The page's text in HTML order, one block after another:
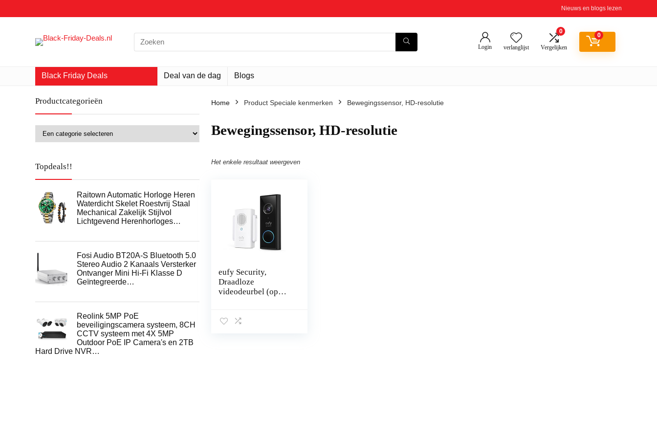
Nieuws en blogs lezen
Search
for:
Login verlanglijst
0
Vergelijken
0
Black Friday Deals Deal van de dag Blogs
Productcategorieën
Topdeals!!
Raitown Automatic Horloge Heren
Waterdicht Skelet Roestvrij Staal
Mechanical Zakelijk Stijlvol
Lichtgevend Herenhorloges…
Fosi Audio BT20A-S Bluetooth 5.0
Stereo Audio 2 Kanaals Versterker
Ontvanger Mini Hi-Fi Klasse D
Geïntegreerde…
Reolink 5MP PoE
beveiligingscamera systeem, 8CH
CCTV systeem met 4X 5MP
Outdoor PoE IP Camera's en 2TB
Hard Drive NVR…
Home Product Speciale kenmerken ‎Bewegingssensor, HD-resolutie
‎Bewegingssensor, HD-resolutie
Het enkele resultaat weergeven
eufy Security,
Draadloze
videodeurbel (op
kosten,